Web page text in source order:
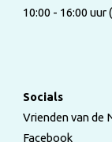
10:00 - 16:00
Socials
Vrienden van de
Facebook